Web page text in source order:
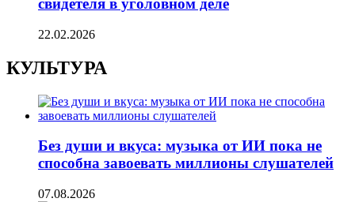
свидетеля в уголовном деле
22.02.2026
КУЛЬТУРА
Без души и вкуса: музыка от ИИ пока не
способна завоевать миллионы слушателей
07.08.2026